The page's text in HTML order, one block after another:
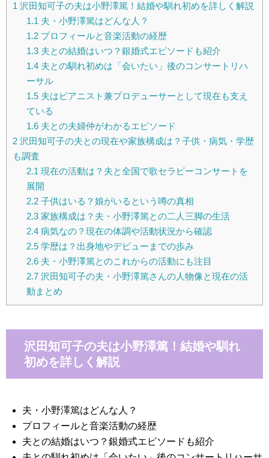
1 沢田知可子の夫は小野澤篤！結婚や馴れ初めを詳しく解説
1.1 夫・小野澤篤はどんな人？
1.2プロフィールと音楽活動の経歴
1.3夫との結婚はいつ？銀婚式エピソードも紹介
1.4夫との馴れ初めは「会いたい」後のコンサートリハ
ーサル
1.5夫はピアニスト兼プロデューサーとして現在も支え
ている
1.6夫との夫婦仲がわかるエピソード
2 沢田知可子の夫との現在や家族構成は？子供・病気・学歴
も調査
2.1 現在の活動は？夫と全国で歌セラピーコンサートを
展開
2.2子供はいる？娘がいるという噂の真相
2.3家族構成は？夫・小野澤篤との二人三脚の生活
2.4病気なの？現在の体調や活動状況から確認
2.5学歴は？出身地やデビューまでの歩み
2.6夫・小野澤篤とのこれからの活動にも注目
2.7沢田知可子の夫・小野澤篤さんの人物像と現在の活
動まとめ
沢田知可子の夫は小野澤篤！結婚や馴れ
初めを詳しく解説
夫・小野澤篤はどんな人？
プロフィールと音楽活動の経歴
夫との結婚はいつ？銀婚式エピソードも紹介